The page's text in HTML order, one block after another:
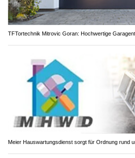
TFTortechnik Mitrovic Goran: Hochwertige
Meier Hauswartungsdienst sorgt für Ordnung rund